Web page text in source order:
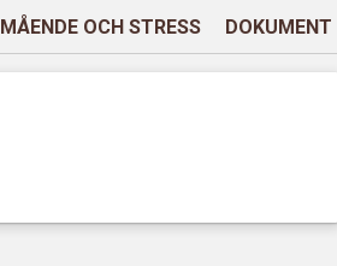
MÅENDE OCH STRESS DOKUMENT